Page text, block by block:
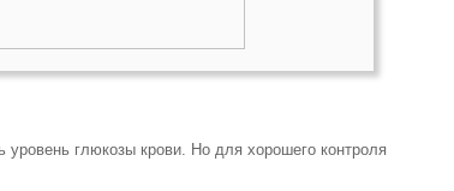
уровень глюкозы крови. Но для хорошего контроля